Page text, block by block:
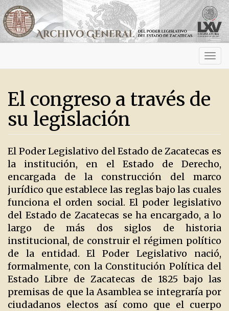
El congreso a través de
su legislación
El Poder Legislativo del Estado de Zacatecas es
la institución, en el Estado de Derecho,
encargada de la construcción del marco
jurídico que establece las reglas bajo las cuales
funciona el orden social. El poder legislativo
del Estado de Zacatecas se ha encargado, a lo
largo de más dos siglos de historia
institucional, de construir el régimen político
de la entidad. El Poder Legislativo nació,
formalmente, con la Constitución Política del
Estado Libre de Zacatecas de 1825 bajo las
premisas de que la Asamblea se integraría por
ciudadanos electos así como que el cuerpo